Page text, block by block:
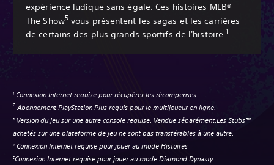
expérience ludique sans égale. Ces histoires MLB®
The Show5vous présentent les sagas et les carrières
de certains des plus grands sportifs de l'histoire.1
1 Connexion Internet requise pour récupérer les récompenses.
2 Abonnement PlayStation Plus requis pour le multijoueur en ligne.
3
Version du jeu sur une autre console requise. Vendue séparément.Les Stubs™
achetés sur une plateforme de jeu ne sont pas transférables à une autre.
4 Connexion Internet requise pour jouer au mode Histoires
5 Connexion Internet requise pour jouer au mode Diamond Dynasty